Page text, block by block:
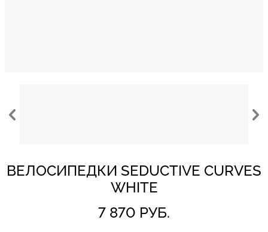
ВЕЛОСИПЕДКИ SEDUCTIVE CURVES
WHITE
7 870 РУБ.